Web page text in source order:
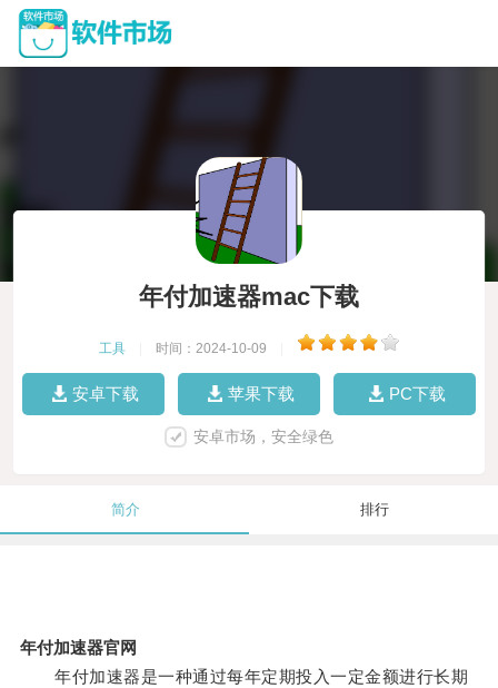
年付加速器mac下载
工具 时间：2024-10-09
安卓下载 苹果下载 PC下载
安卓市场，安全绿色
简介 排行
年付加速器官网
年付加速器是一种通过每年定期投入一定金额进行长期